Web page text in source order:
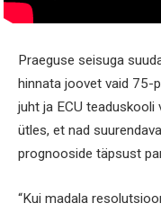
Praeguse seisuga
hinnata joovet vaid 75-
juht ja ECU teaduskooli
ütles, et nad
prognooside täpsust
“Kui madala